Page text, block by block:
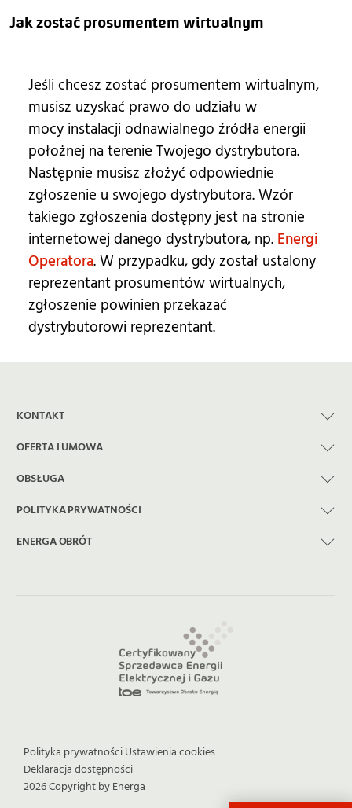
Jak zostać prosumentem wirtualnym
Jeśli chcesz zostać prosumentem wirtualnym,
musisz uzyskać prawo do udziału w
mocy instalacji odnawialnego źródła energii
położnej na terenie Twojego dystrybutora.
Następnie musisz złożyć odpowiednie
zgłoszenie u swojego dystrybutora. Wzór
takiego zgłoszenia dostępny jest na stronie
internetowej danego dystrybutora, np. Energi
Operatora. W przypadku, gdy został ustalony
reprezentant prosumentów wirtualnych,
zgłoszenie powinien przekazać
dystrybutorowi reprezentant.
KONTAKT
OFERTA I UMOWA
OBSŁUGA
POLITYKA PRYWATNOŚCI
ENERGA OBRÓT
Polityka prywatności Ustawienia cookies
2026 Copyright by Energa
Deklaracja dostępności